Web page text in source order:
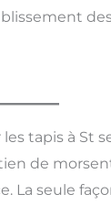
tapis à St
de
seule